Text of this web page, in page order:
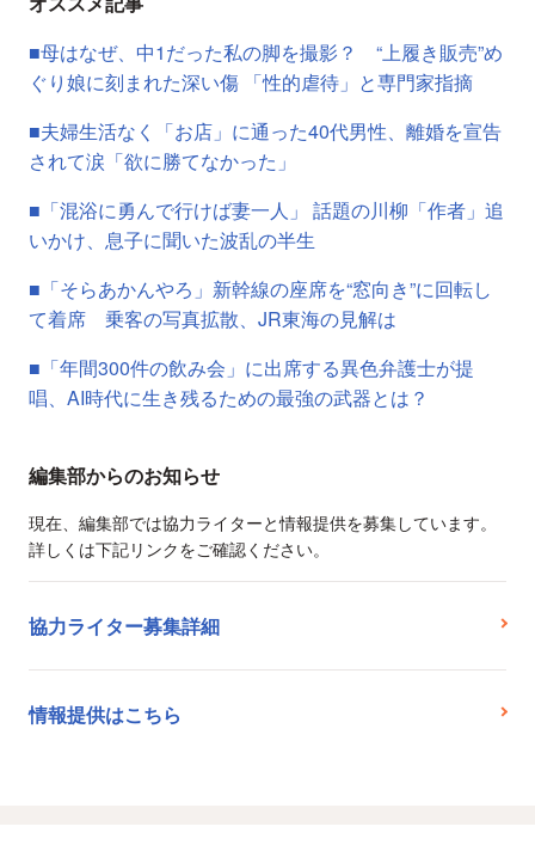
■母はなぜ、中1だった私の脚を撮影？ “上履き販売”め
ぐり娘に刻まれた深い傷 「性的虐待」と専門家指摘
■夫婦生活なく「お店」に通った40代男性、離婚を宣告
されて涙「欲に勝てなかった」
■「混浴に勇んで行けば妻一人」 話題の川柳「作者」追
いかけ、息子に聞いた波乱の半生
■「そらあかんやろ」新幹線の座席を“窓向き”に回転し
て着席 乗客の写真拡散、JR東海の見解は
■「年間300件の飲み会」に出席する異色弁護士が提
唱、AI時代に生き残るための最強の武器とは？
編集部からのお知らせ
現在、編集部では協力ライターと情報提供を募集しています。
詳しくは下記リンクをご確認ください。
協力ライター募集詳細
情報提供はこちら